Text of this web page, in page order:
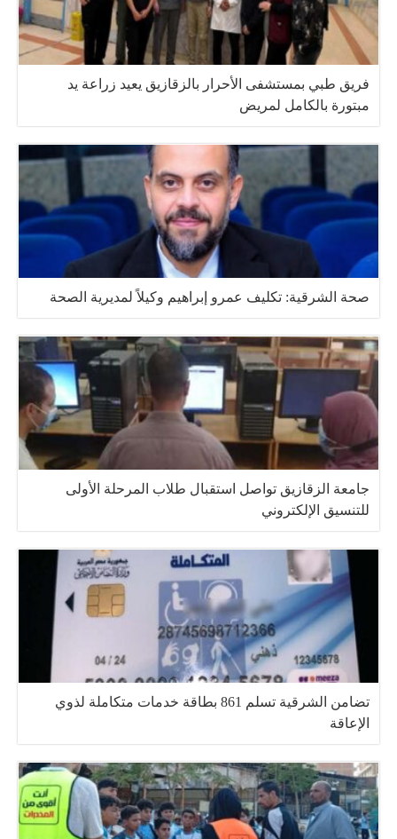
فريق طبي بمستشفى الأحرار بالزقازيق يعيد زراعة يد
مبتورة بالكامل لمريض
صحة الشرقية: تكليف عمرو إبراهيم وكيلاً لمديرية الصحة
جامعة الزقازيق تواصل استقبال طلاب المرحلة الأولى
للتنسيق الإلكتروني
تضامن الشرقية تسلم 861 بطاقة خدمات متكاملة لذوي
الإعاقة